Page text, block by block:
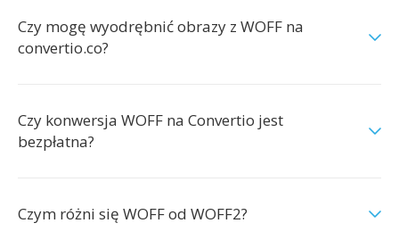
Czy mogę wyodrębnić obrazy z WOFF na
convertio.co?
Czy konwersja WOFF na Convertio jest
bezpłatna?
Czym różni się WOFF od WOFF2?